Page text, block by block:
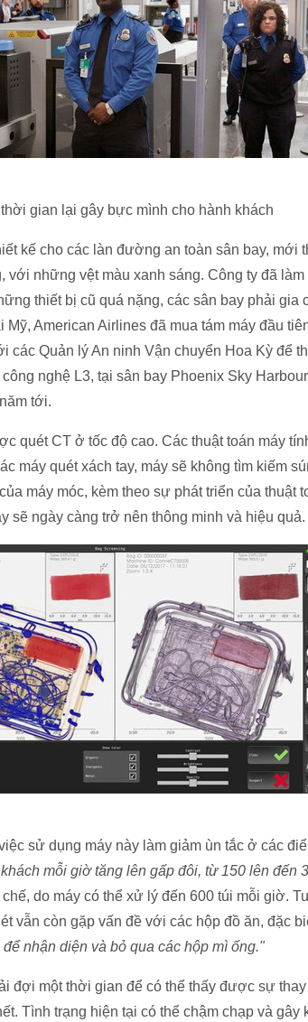
gian lại gây bực mình cho hành khách
kế cho các làn đường an toàn sân bay, mới
những vệt màu xanh sáng. Công ty đã làm
thiết bị cũ quá nặng, các sân bay phải gia
American Airlines đã mua tám máy đầu
các Quản lý An ninh Vận chuyển Hoa Kỳ để
nghệ L3, tại sân bay Phoenix Sky
tới.
quét CT ở tốc độ cao. Các thuật toán máy
máy quét xách tay, máy sẽ không tìm kiếm
máy móc, kèm theo sự phát triển của thuật
sẽ ngày càng trở nên thông minh và hiệu quả.
sử dụng máy này làm giảm ùn tắc ở các
mỗi giờ tăng lên gấp đôi, từ 150 lên đến
do máy có thể xử lý đến 600 túi mỗi giờ.
vẫn còn gặp vấn đề với các hộp đồ ăn, đặc
nhận diện và bỏ qua các hộp mì ống."
đợi một thời gian để có thể thấy được sự
Tình trạng hiện tại có thể chậm chạp và gây